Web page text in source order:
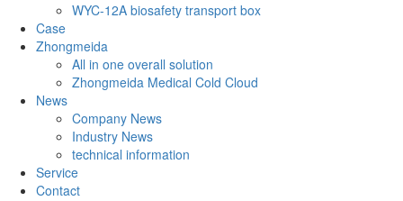
WYC-12A biosafety transport box
Case
Zhongmeida
All in one overall solution
Zhongmeida Medical Cold Cloud
News
Company News
Industry News
technical information
Service
Contact